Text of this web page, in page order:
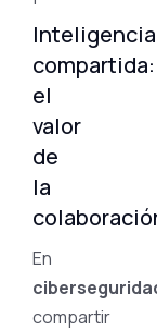
Inteligencia
compartida:
el
valor
de
la
En
compartir